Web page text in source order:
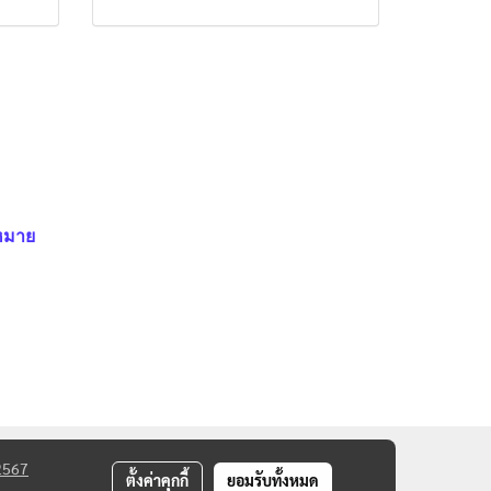
าย
ตั้งค่าคุกกี้ ยอมรับทั้งหมด